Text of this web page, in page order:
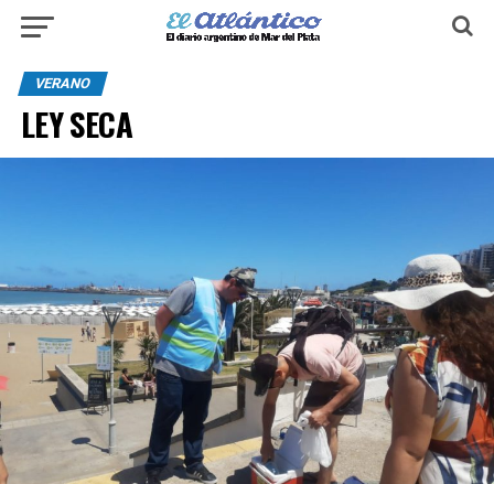
VERANO
LEY SECA